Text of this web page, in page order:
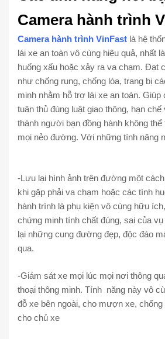
Camera hành trình
Camera hành trình VinFast là hệ
lái xe an toàn vô cùng hiệu quả, nhất
huống xấu hoặc xảy ra va chạm. Đạt
như chống rung, chống lóa, trang bị
minh nhằm hỗ trợ lái xe an toàn. Giúp
tuân thủ đúng luật giao thông, hạn
thành người bạn đồng hành không thể
mọi nẻo đường. Với những tính năng
-Lưu lại hình ảnh trên đường một
khi gặp phải va chạm hoặc các tình
hành trình là phụ kiện vô cùng hữu
chứng minh tính chất đúng, sai của
lại những cung đường đẹp, độc đáo
qua.
-Giám sát xe mọi lúc mọi nơi thông
thoại thông minh. Tính năng này vô
đỗ xe bên ngoài, cho mượn xe,
cho chủ xe